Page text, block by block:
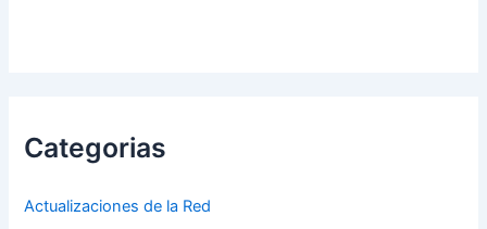
Categorias
Actualizaciones de la Red